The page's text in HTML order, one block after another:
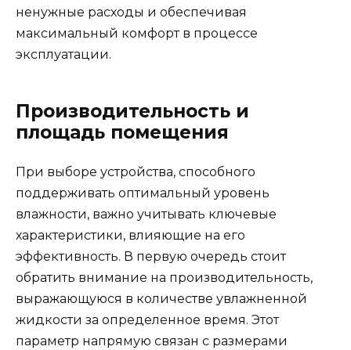
ненужные расходы и обеспечивая
максимальный комфорт в процессе
эксплуатации.
Производительность и
площадь помещения
При выборе устройства, способного
поддерживать оптимальный уровень
влажности, важно учитывать ключевые
характеристики, влияющие на его
эффективность. В первую очередь стоит
обратить внимание на производительность,
выражающуюся в количестве увлажненной
жидкости за определенное время. Этот
параметр напрямую связан с размерами